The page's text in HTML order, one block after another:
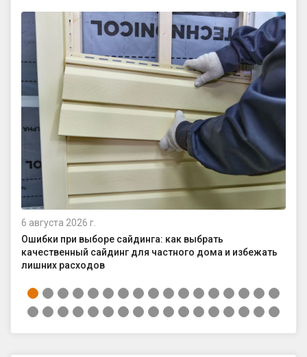
6 августа 2026 г.
Ошибки при выборе сайдинга: как выбрать
качественный сайдинг для частного дома и избежать
лишних расходов